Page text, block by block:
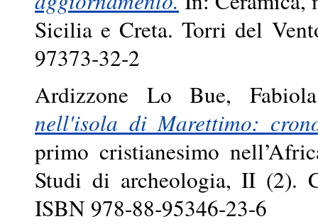
Sicilia e Creta. Torri del
97373-32-2
Ardizzone Lo Bue, Fabiola
nell'isola di Marettimo:
primo cristianesimo
Studi di archeologia, II (2).
ISBN 978-88-95346-23-6